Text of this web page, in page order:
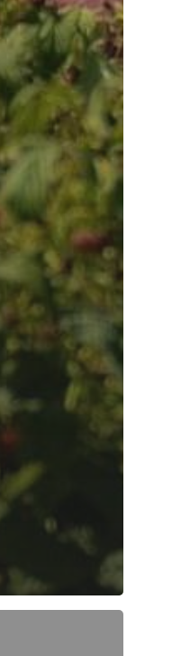
Castilla-La
Toledo
Ciudad Real
Talavera
Sanidad
Economía
Educación
Cultura
Deportes
Sucesos
Medio Ambiente